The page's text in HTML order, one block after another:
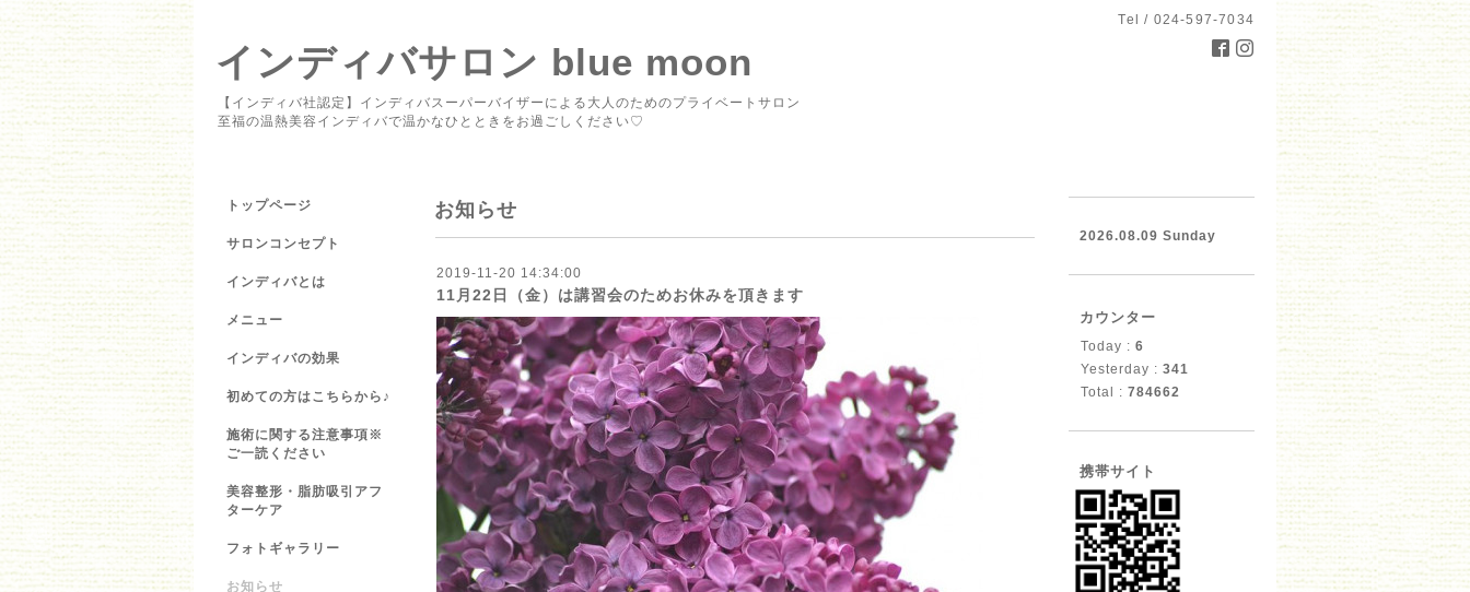
Tel / 024-597-7034
インディバサロン blue moon
【インディバ社認定】インディバスーパーバイザーによる大人のためのプライベートサロン
至福の温熱美容インディバで温かなひとときをお過ごしください♡
お知らせ
2019-11-20 14:34:00
11月22日（金）は講習会のためお休みを頂きます
トップページ
サロンコンセプト
インディバとは
メニュー
インディバの効果
初めての方はこちらから♪
施術に関する注意事項※
ご一読ください
美容整形・脂肪吸引アフ
ターケア
フォトギャラリー
お知らせ
2026.08.09 Sunday
カウンター
Today : 6
Yesterday : 341
Total : 784662
携帯サイト